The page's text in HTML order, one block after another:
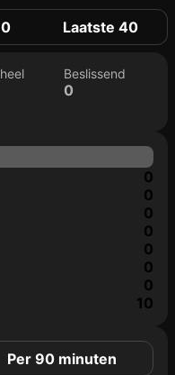
Laatste 40
Beslissend
0
0
0
0
0
0
0
0
10
Per 90 minuten